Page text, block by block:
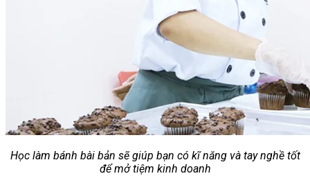
Học làm bánh bài bản sẽ giúp bạn có kĩ năng và tay nghề tốt
để mở tiệm kinh doanh